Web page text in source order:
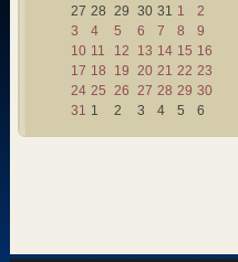
27 28 29 30 31 1
2
3
4 5 6 7 8
9
10 11 12 13 14 15 16
17 18 19 20 21 22 23
24 25 26 27 28 29 30
31 1 2 3 4 5 6